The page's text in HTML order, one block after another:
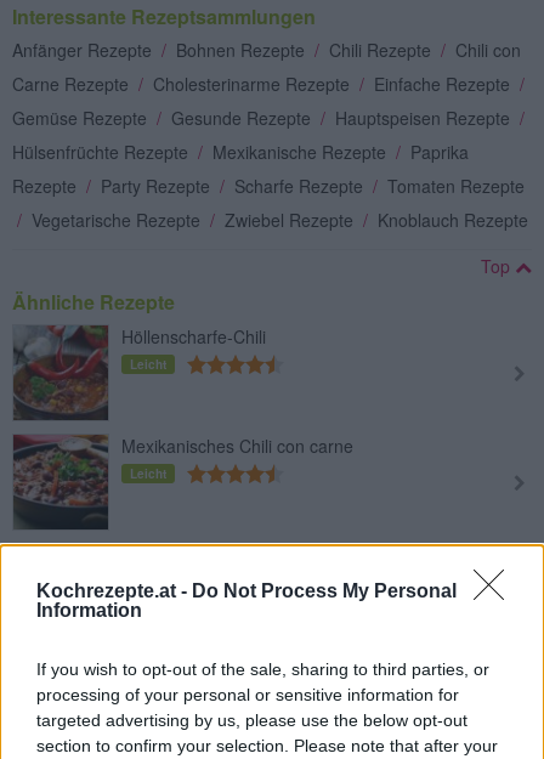
Kochrezepte.at - Do Not Process My Personal
Information
If you wish to opt-out of the sale, sharing to third parties, or
processing of your personal or sensitive information for
targeted advertising by us, please use the below opt-out
section to confirm your selection. Please note that after your
Interessante Rezeptsammlungen
Anfänger Rezepte / Bohnen Rezepte / Chili Rezepte / Chili con
Carne Rezepte / Cholesterinarme Rezepte / Einfache Rezepte /
Gemüse Rezepte / Gesunde Rezepte / Hauptspeisen Rezepte /
Hülsenfrüchte Rezepte / Mexikanische Rezepte / Paprika
Rezepte / Party Rezepte / Scharfe Rezepte / Tomaten Rezepte
/ Vegetarische Rezepte / Zwiebel Rezepte / Knoblauch Rezepte
Top
Ähnliche Rezepte
Höllenscharfe-Chili
Leicht
Mexikanisches Chili con carne
Leicht
Mexikanischer Bohneneintopf
Leicht
Scharfes Chili con carne
Leicht